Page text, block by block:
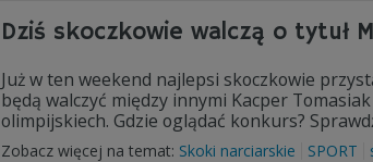
Dziś skoczkowie walczą o tytuł
Już w ten weekend najlepsi skoczkowie
będą walczyć między innymi Kacper
olimpijskiech. Gdzie oglądać konkurs?
Zobacz więcej na temat: Skoki narciarskie SPORT